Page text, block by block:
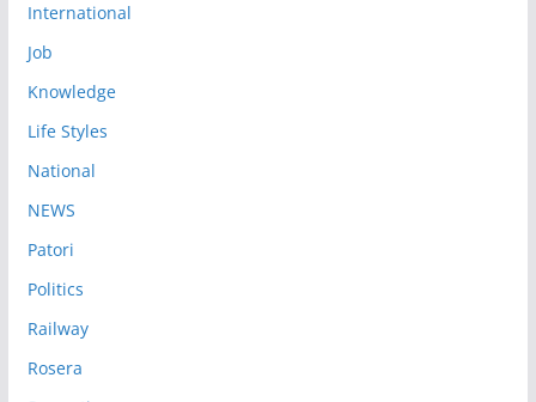
International
Job
Knowledge
Life Styles
National
NEWS
Patori
Politics
Railway
Rosera